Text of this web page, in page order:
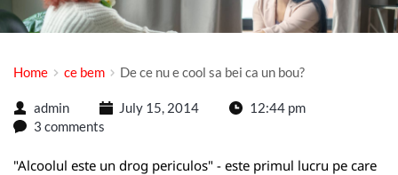
Home ce bem De ce nu e cool sa bei ca un bou?
admin July 15, 2014
12:44 pm
3 comments
"Alcoolul este un drog periculos" - este primul lucru pe care